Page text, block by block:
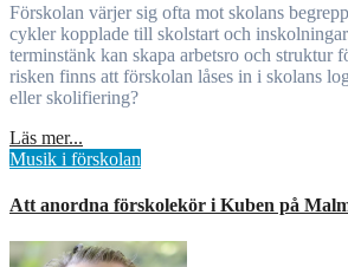
Förskolan värjer sig ofta mot skolans begrepp, men arbetar ändå i
cykler kopplade till skolstart och
terminstänk kan skapa arbetsro och struktur
risken finns att förskolan låses in i skolans
eller skolifiering?
Läs mer...
Musik i förskolan
Att anordna förskolekör i Kuben på